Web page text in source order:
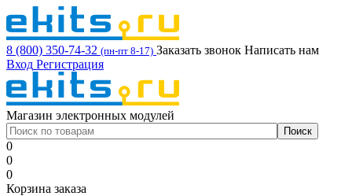
8 (800) 350-74-32 (пн-пт 8-17) Заказать звонок Написать нам
Вход Регистрация
Магазин электронных модулей
0
0
0
Корзина заказа